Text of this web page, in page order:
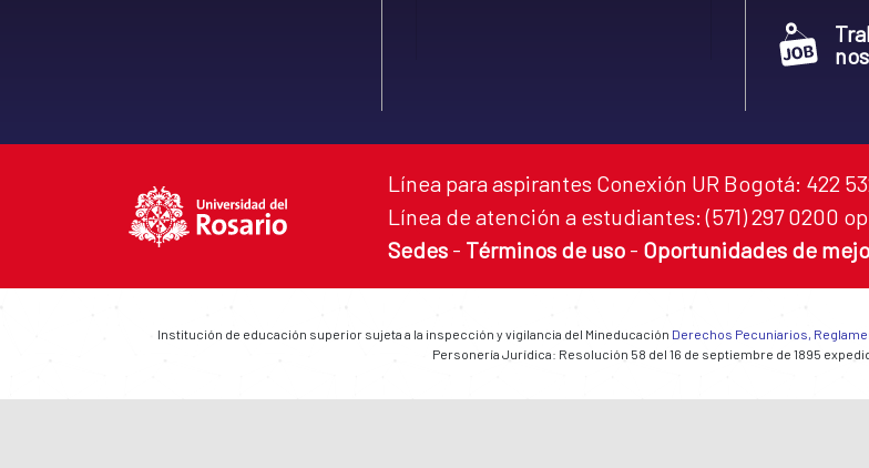
Línea para aspirantes Conexión UR Bogotá: 422
Línea de atención a estudiantes: (571) 297 0200
Sedes - Términos de uso - Oportunidades de
Institución de educación superior sujeta a la inspección y vigilancia del Mineducación Derechos Pecuniarios,
Personería Jurídica: Resolución 58 del 16 de septiembre de 1895